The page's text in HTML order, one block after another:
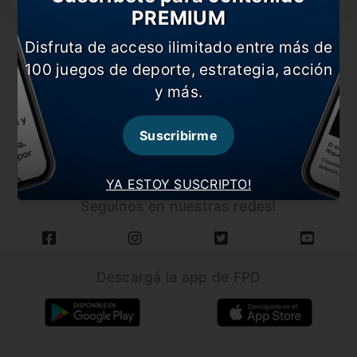
CARGAR MÁS NOTICIAS
Seguínos en nuestras redes!
YA ESTOY SUSCRIPTO!
PREMIUM
Disfruta de acceso ilimitado entre más de
100 juegos de deporte, estrategia, acción
y más.
Suscribirme